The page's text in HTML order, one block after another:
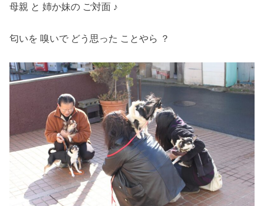
母親 と 姉か妹の ご対面 ♪
匂いを 嗅いで どう思った ことやら ？